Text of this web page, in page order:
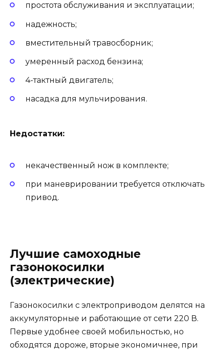
простота обслуживания и эксплуатации;
надежность;
вместительный травосборник;
умеренный расход бензина;
4-тактный двигатель;
насадка для мульчирования.
Недостатки:
некачественный нож в комплекте;
при маневрировании требуется отключать
привод.
Лучшие самоходные
газонокосилки
(электрические)
Газонокосилки с электроприводом делятся на
аккумуляторные и работающие от сети 220 В.
Первые удобнее своей мобильностью, но
обходятся дороже, вторые экономичнее, при